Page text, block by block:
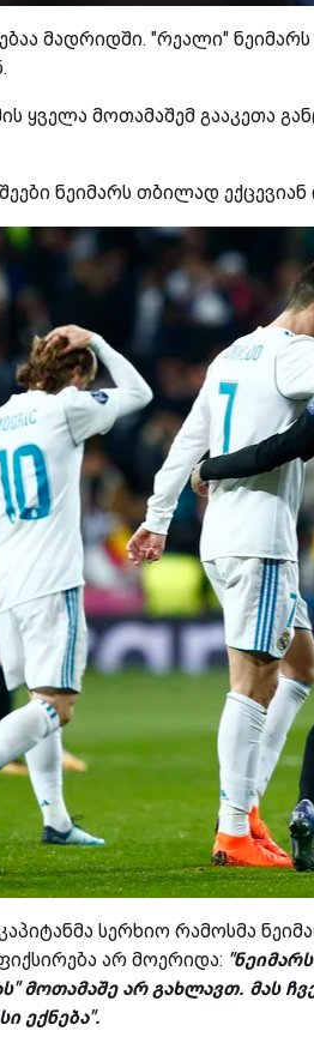
მადრიდში. "რეალი"
ყველა მოთამაშემ გააკეთა
ნეიმარს თბილად ექცევიან
სერხიო რამოსმა
არ მოერიდა:
მოთამაშე არ გახლავთ. მას
ექნება".